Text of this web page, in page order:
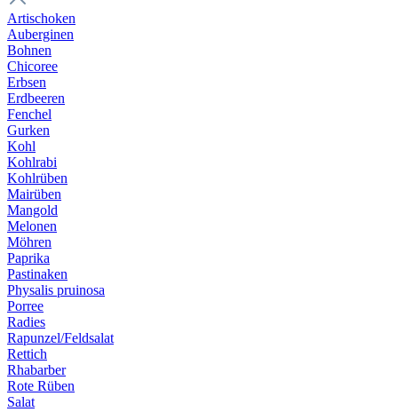
Artischoken
Auberginen
Bohnen
Chicoree
Erbsen
Erdbeeren
Fenchel
Gurken
Kohl
Kohlrabi
Kohlrüben
Mairüben
Mangold
Melonen
Möhren
Paprika
Pastinaken
Physalis pruinosa
Porree
Radies
Rapunzel/Feldsalat
Rettich
Rhabarber
Rote Rüben
Salat